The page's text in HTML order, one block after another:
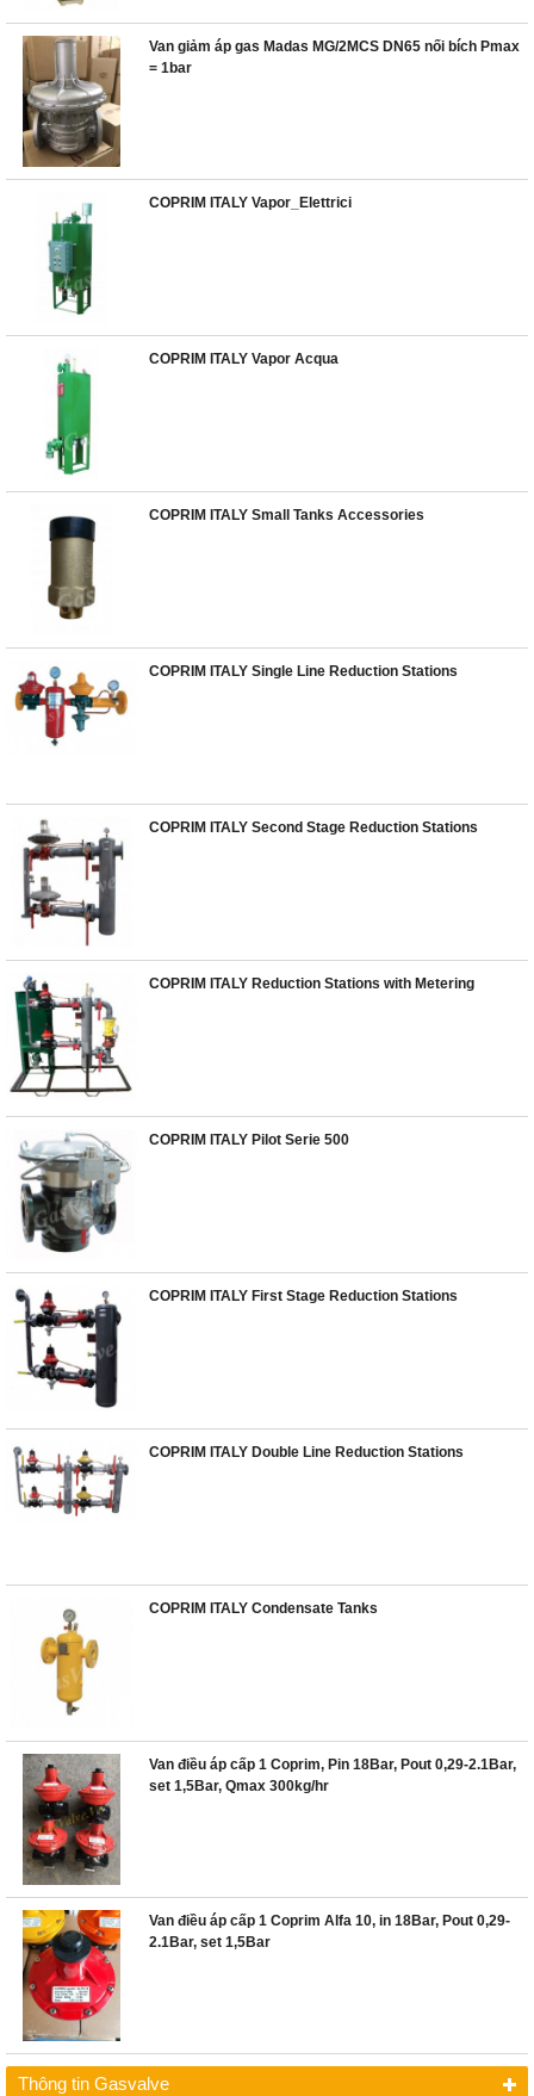
Van giảm áp gas Madas MG/2MCS DN65 nối bích Pmax
= 1bar
COPRIM ITALY Vapor_Elettrici
COPRIM ITALY Vapor Acqua
COPRIM ITALY Small Tanks Accessories
COPRIM ITALY Single Line Reduction Stations
COPRIM ITALY Second Stage Reduction Stations
COPRIM ITALY Reduction Stations with Metering
COPRIM ITALY Pilot Serie 500
COPRIM ITALY First Stage Reduction Stations
COPRIM ITALY Double Line Reduction Stations
COPRIM ITALY Condensate Tanks
Van điều áp cấp 1 Coprim, Pin 18Bar, Pout 0,29-2.1Bar,
set 1,5Bar, Qmax 300kg/hr
Van điều áp cấp 1 Coprim Alfa 10, in 18Bar, Pout 0,29-
2.1Bar, set 1,5Bar
Thông tin Gasvalve